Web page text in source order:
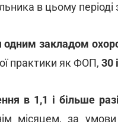
в цьому періоді
одним закладом
практики як ФОП, 30
в 1,1 і більше
місяцем, за умови